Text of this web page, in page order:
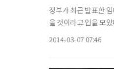
정부가 최근 발표한
을 것이라고 입을 모
2014-03-07 07:46